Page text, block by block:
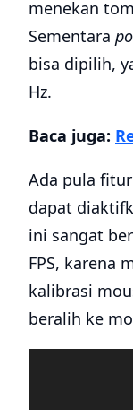
menekan
Sementara
bisa dipilih,
Hz.
Baca juga:
Ada pula
dapat
ini sangat
FPS, karena
kalibrasi
beralih ke